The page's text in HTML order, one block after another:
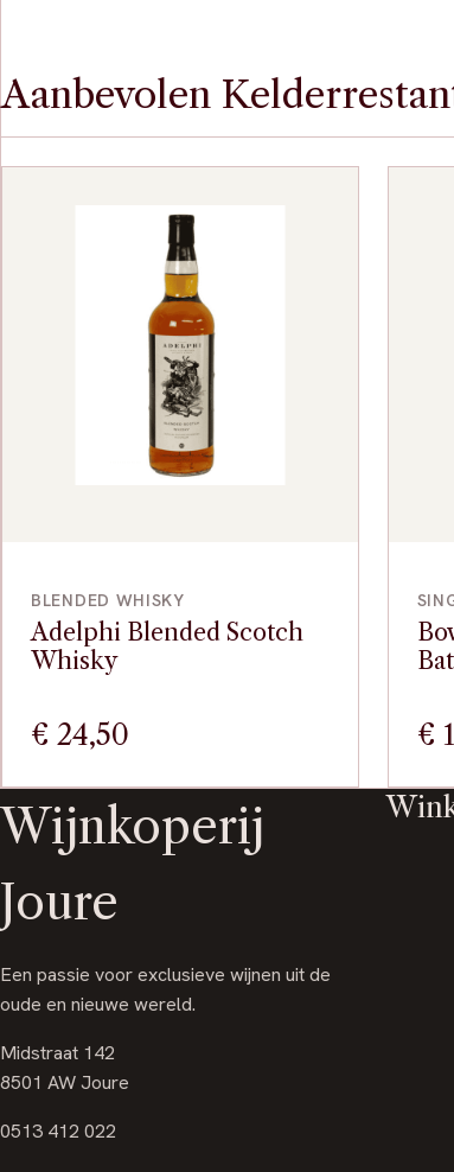
Aanbevolen
BLENDED WHISKY
Adelphi Blended Scotch
Whisky
€ 24,50 €
Wijnkoperij
Joure
Een passie voor exclusieve wijnen uit de
oude en nieuwe wereld.
Midstraat 142
8501 AW Joure
0513 412 022